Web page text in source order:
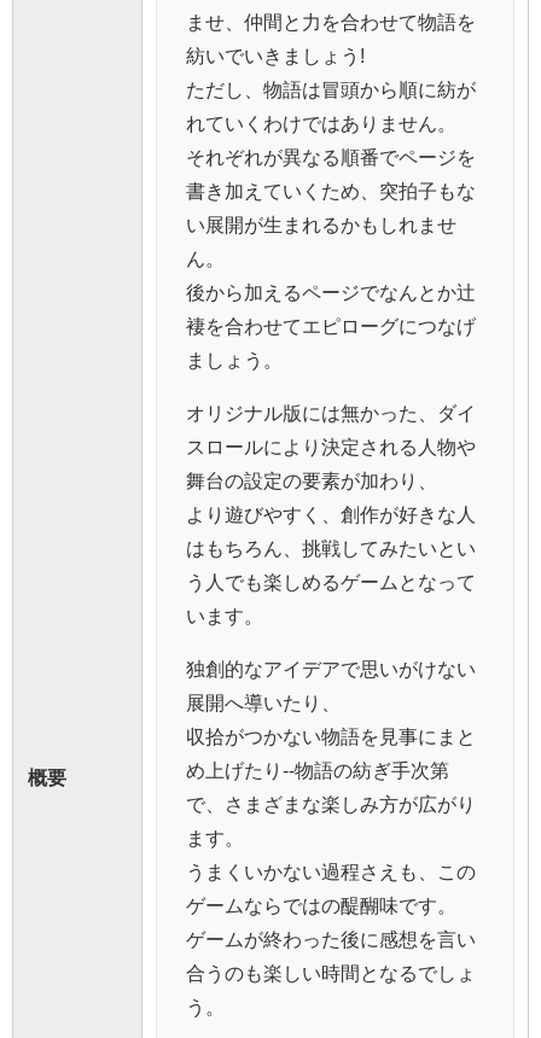
概要
ませ、仲間と力を合わせて物語を
紡いでいきましょう!
ただし、物語は冒頭から順に紡が
れていくわけではありません。
それぞれが異なる順番でページを
書き加えていくため、突拍子もな
い展開が生まれるかもしれませ
ん。
後から加えるページでなんとか辻
褄を合わせてエピローグにつなげ
ましょう。
オリジナル版には無かった、ダイ
スロールにより決定される人物や
舞台の設定の要素が加わり、
より遊びやすく、創作が好きな人
はもちろん、挑戦してみたいとい
う人でも楽しめるゲームとなって
います。
独創的なアイデアで思いがけない
展開へ導いたり、
収拾がつかない物語を見事にまと
め上げたり--物語の紡ぎ手次第
で、さまざまな楽しみ方が広がり
ます。
うまくいかない過程さえも、この
ゲームならではの醍醐味です。
ゲームが終わった後に感想を言い
合うのも楽しい時間となるでしょ
う。